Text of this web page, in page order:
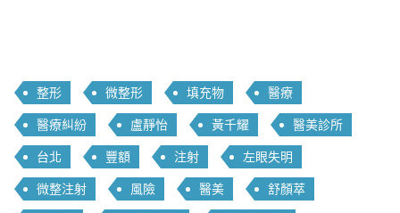
整形 微整形 填充物 醫療
醫療糾紛 盧靜怡 黃千耀 醫美診所
台北 豐額 注射 左眼失明
微整注射 風險 醫美 舒顏萃